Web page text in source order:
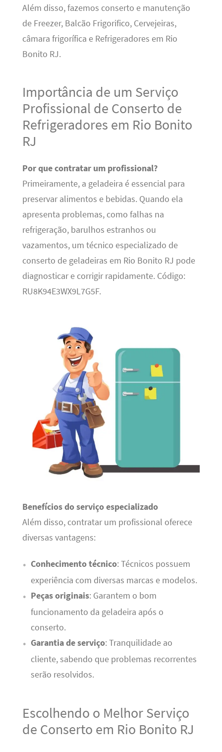
Além disso, fazemos conserto e manutenção
de Freezer, Balcão Frigorifico, Cervejeiras,
câmara frigorífica e Refrigeradores em Rio
Bonito RJ.
Importância de um Serviço
Profissional de Conserto de
Refrigeradores em Rio Bonito
RJ
Por que contratar um profissional?
Primeiramente, a geladeira é essencial para
preservar alimentos e bebidas. Quando ela
apresenta problemas, como falhas na
refrigeração, barulhos estranhos ou
vazamentos, um técnico especializado de
conserto de geladeiras em Rio Bonito RJ pode
diagnosticar e corrigir rapidamente. Código:
RU8K94E3WX9L7G5F.
Benefícios do serviço especializado
Além disso, contratar um profissional oferece
diversas vantagens:
Conhecimento técnico: Técnicos possuem
experiência com diversas marcas e modelos.
Peças originais: Garantem o bom
funcionamento da geladeira após o
conserto.
Garantia de serviço: Tranquilidade ao
cliente, sabendo que problemas recorrentes
serão resolvidos.
Escolhendo o Melhor Serviço
de Conserto em Rio Bonito RJ